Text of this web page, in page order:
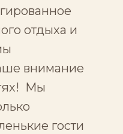
отдыха и
внимание
Мы
гости